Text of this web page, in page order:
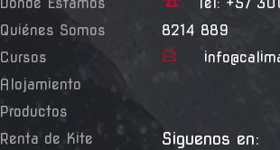
Quiénes Somos
Cursos
Alojamiento
Productos
Renta de Kite
8214 889
Siguenos en: